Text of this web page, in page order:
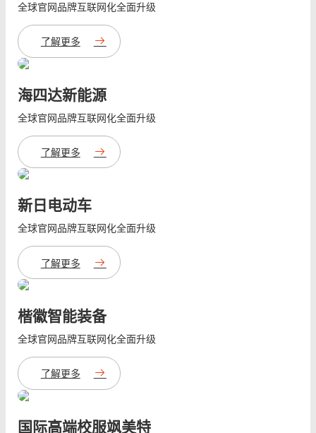
全球官网品牌互联网化全面升级
了解更多
海四达新能源
全球官网品牌互联网化全面升级
了解更多
新日电动车
全球官网品牌互联网化全面升级
了解更多
楷徽智能装备
全球官网品牌互联网化全面升级
了解更多
国际高端校服飒美特